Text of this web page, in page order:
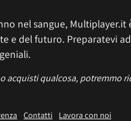
nel sangue, Multiplayer.it
del futuro. Preparatevi ad
acquisti qualcosa, potremmo
Contatti
Lavora con noi